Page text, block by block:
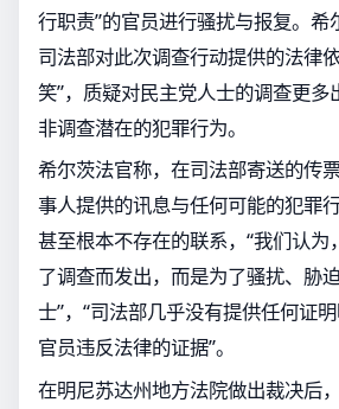
行职责”的官员进行骚扰与报复。希
司法部对此次调查行动提供的法律
笑”，质疑对民主党人士的调查更多
非调查潜在的犯罪行为。
希尔茨法官称，在司法部寄送的传
事人提供的讯息与任何可能的犯罪
甚至根本不存在的联系，“我们认为
了调查而发出，而是为了骚扰、胁
士”，“司法部几乎没有提供任何证
官员违反法律的证据”。
在明尼苏达州地方法院做出裁决后